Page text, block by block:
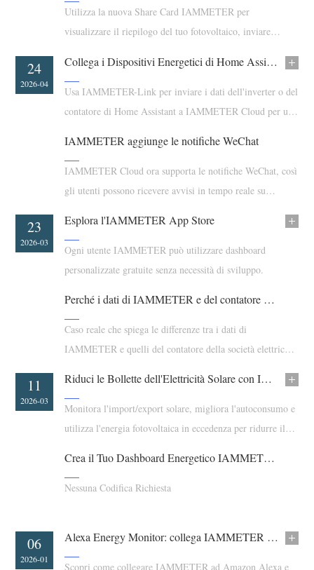
Caricatore EV
Simulatore IAMMETER
Misuratore virtuale
Sistema di previsione e simulazione energetica
Applicazioni
Monitor energetico per sistema solare FV
Monitor del consumo elettrico
Sistema di controllo del riscaldatore FV
Domotica
Monitoraggio energetico della fabbrica
Negozio
Risorse
Documentazione
Video tutorial
Notizie
Blog
Soluzioni
Contatto
Utilizza la nuova Share Card IAMMETER per
visualizzare il riepilogo del tuo fotovoltaico, inviare
alla classifica PV.
09
2026-05
Collega i Dispositivi Energetici di Home Assistant a IAMMETER Cloud
Usa IAMMETER-Link per inviare i dati dell'inverter o del
contatore di Home Assistant a IAMMETER Cloud per una
24
2026-04
IAMMETER aggiunge le notifiche WeChat
IAMMETER Cloud ora supporta le notifiche WeChat, così
gli utenti possono ricevere avvisi in tempo reale su
avvisi IAMMETER.
07
2026-04
Esplora l'IAMMETER App Store
Ogni utente IAMMETER può utilizzare dashboard
personalizzate gratuite senza necessità di sviluppo.
23
2026-03
Perché i dati di IAMMETER e del contatore della società elettrica differiscono? Analisi di un caso reale
Caso reale che spiega le differenze tra i dati di
IAMMETER e quelli del contatore della società elettrica
16
2026-03
Riduci le Bollette dell'Elettricità Solare con IAMMETER
Monitora l'import/export solare, migliora l'autoconsumo e
utilizza l'energia fotovoltaica in eccedenza per ridurre il
11
2026-03
Crea il Tuo Dashboard Energetico IAMMETER in 5 Minuti
Nessuna Codifica Richiesta
04
2026-03
Alexa Energy Monitor: collega IAMMETER ad Amazon Alexa
Scopri come collegare IAMMETER ad Amazon Alexa e
06
2026-01